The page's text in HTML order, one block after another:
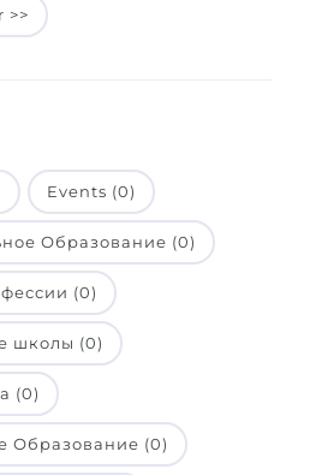
>>
Events (0)
Образование (0)
(0)
школы (0)
(0)
Образование (0)